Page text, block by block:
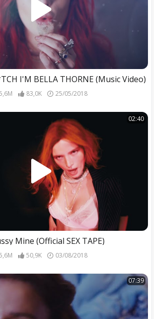
I'M BELLA THORNE (Music Video)
83,0K 25/05/2018
02:40
Mine (Official SEX TAPE)
50,9K 03/08/2018
07:39